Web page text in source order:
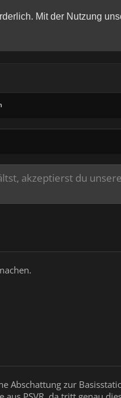
Mit der Nutzung
akzeptierst du
Abschattung zur